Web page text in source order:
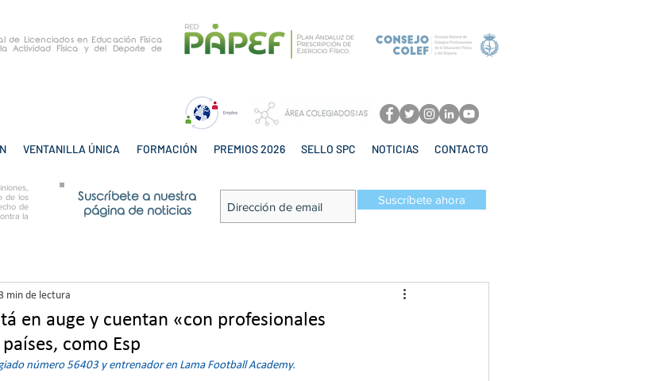
de Licenciados en Educación Física
Actividad Física y del Deporte de
VENTANILLA ÚNICA FORMACIÓN PREMIOS 2026 SELLO SPC NOTICIAS CONTACTO
de los
de
la
Suscríbete a nuestra
página de noticias
Suscríbete ahora
en auge y cuentan «con profesionales
como Esp
min de lectura
número 56403 y entrenador en Lama Football Academy.